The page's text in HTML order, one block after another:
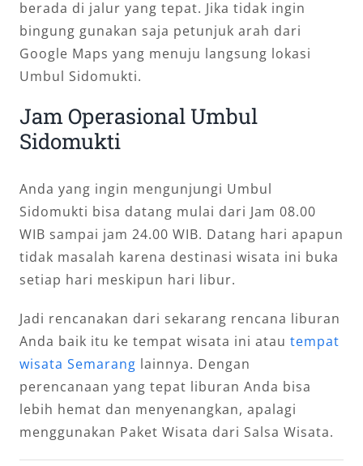
berada di jalur yang tepat. Jika tidak ingin
bingung gunakan saja petunjuk arah dari
Google Maps yang menuju langsung lokasi
Umbul Sidomukti.
Jam Operasional Umbul
Sidomukti
Anda yang ingin mengunjungi Umbul
Sidomukti bisa datang mulai dari Jam 08.00
WIB sampai jam 24.00 WIB. Datang hari apapun
tidak masalah karena destinasi wisata ini buka
setiap hari meskipun hari libur.
Jadi rencanakan dari sekarang rencana liburan
Anda baik itu ke tempat wisata ini atau tempat
wisata Semarang lainnya. Dengan
perencanaan yang tepat liburan Anda bisa
lebih hemat dan menyenangkan, apalagi
menggunakan Paket Wisata dari Salsa Wisata.